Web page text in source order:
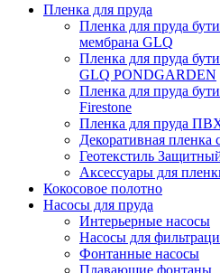
Пленка для пруда
Пленка для пруда
мембрана GLQ
Пленка для пруда
GLQ PONDGARDEN
Пленка для пруда
Firestone
Пленка для пруда
Декоративная пленка
Геотекстиль
Аксессуары для
Кокосовое полотно
Насосы для пруда
Интерьерные насосы
Насосы для
Фонтанные насосы
Плавающие фонтаны